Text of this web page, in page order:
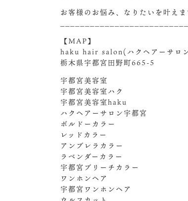
お客様のお悩み、なりたいを叶え
【MAP】
haku hair salon(ハクヘアーサロ
栃木県宇都宮田野町665-5
宇都宮美容室
宇都宮美容室ハク
宇都宮美容室haku
ハクヘアーサロン宇都宮
ボルドーカラー
レッドカラー
アンブレラカラー
ラベンダーカラー
宇都宮ブリーチカラー
ワンホンヘア
宇都宮ワンホンヘア